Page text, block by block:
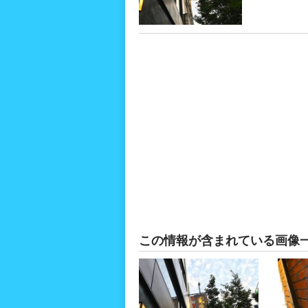
この情報が含まれている画像